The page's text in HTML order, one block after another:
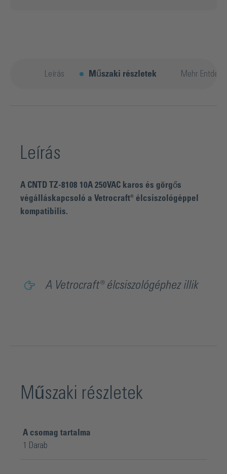
Leírás Műszaki részletek Mehr
Leírás
A CNTD TZ-8108 10A 250VAC karos és görgős
végálláskapcsoló a Vetrocraft® élcsiszológéppel
kompatibilis.
A Vetrocraft® élcsiszológéphez illik
Műszaki részletek
A csomag tartalma
1 Darab